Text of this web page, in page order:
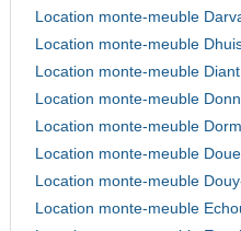
Location monte-meuble
Location monte-meuble
Location monte-meuble
Location monte-meuble
Location monte-meuble
Location monte-meuble
Location monte-meuble
Location monte-meuble